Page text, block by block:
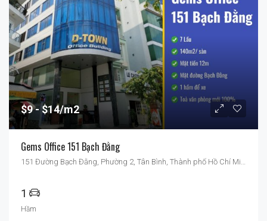
$9 $14/m2
Gems Office 151 Bạch Đằng
1
Hầm